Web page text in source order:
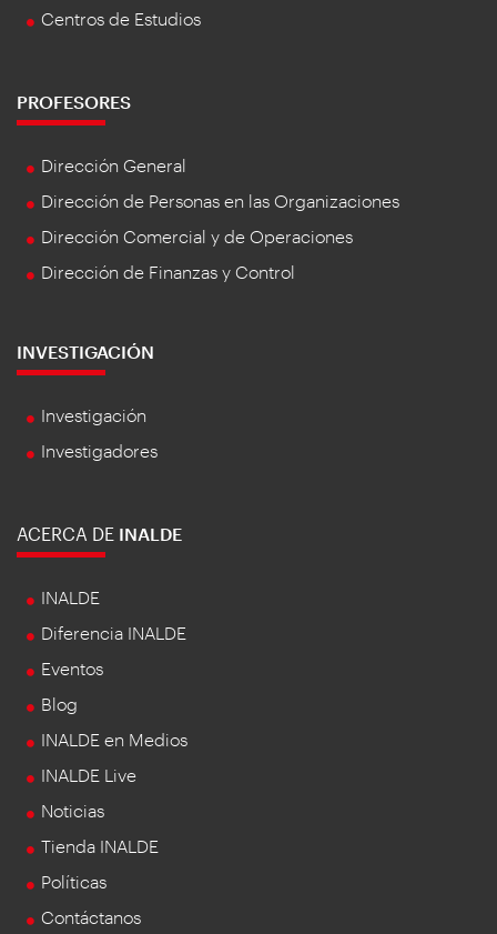
Centros de Estudios
PROFESORES
Dirección General
Dirección de Personas en las Organizaciones
Dirección Comercial y de Operaciones
Dirección de Finanzas y Control
INVESTIGACIÓN
Investigación
Investigadores
ACERCA DE INALDE
INALDE
Diferencia INALDE
Eventos
Blog
INALDE en Medios
INALDE Live
Noticias
Tienda INALDE
Políticas
Contáctanos